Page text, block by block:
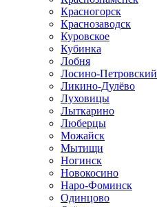
Красногорск
Краснозаводск
Куровское
Кубинка
Лобня
Лосино-Петровский
Ликино-Дулёво
Луховицы
Лыткарино
Люберцы
Можайск
Мытищи
Ногинск
Новокосино
Наро-Фоминск
Одинцово